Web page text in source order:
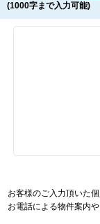
(1000字まで入力可能)
お客様のご入力頂いた
お電話による物件案内